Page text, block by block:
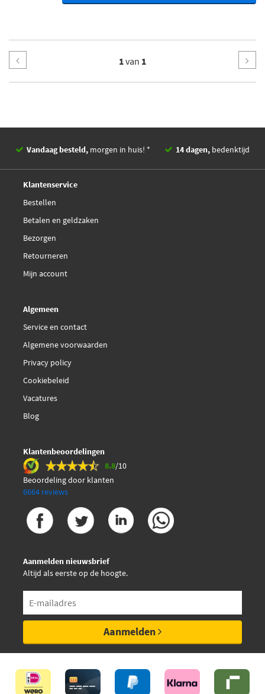
1van 1
Vandaag besteld, morgen in huis! * 14 dagen, bedenktijd
Klantenservice
Bestellen
Betalen en geldzaken
Bezorgen
Retourneren
Mijn account
Algemeen
Service en contact
Algemene voorwaarden
Privacy policy
Cookiebeleid
Vacatures
Blog
Klantenbeoordelingen
8.8/10
Beoordeling door klanten
6664 reviews
Aanmelden nieuwsbrief
Altijd als eerste op de hoogte.
Aanmelden